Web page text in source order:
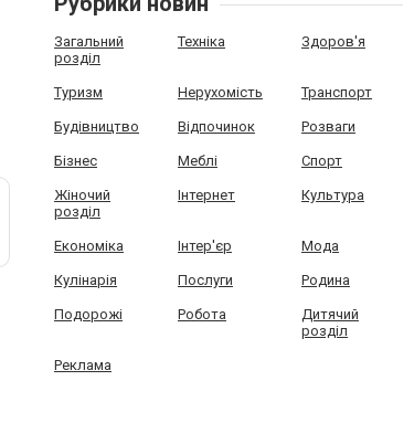
Загальний
розділ
Техніка Здоров'я
Туризм Нерухомість Транспорт
Будівництво Відпочинок Розваги
Бізнес Меблі Спорт
Жіночий
розділ
Інтернет Культура
Економіка Інтер'єр Мода
Кулінарія Послуги Родина
Подорожі Робота
Дитячий
розділ
Реклама